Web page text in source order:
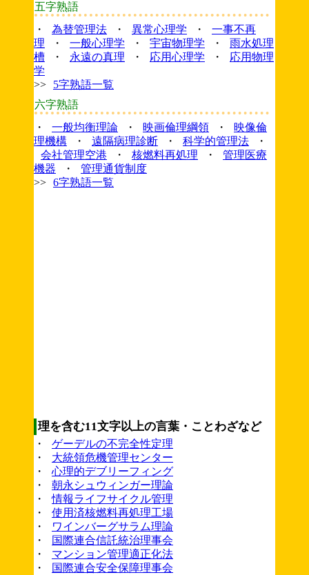
五字熟語
・
為替管理法 ・ 異常心理学 ・
一事不再
理
・ 一般心理学 ・ 宇宙物理学 ・
雨水処理
槽
・ 永遠の真理 ・ 応用心理学 ・
応用物理
学
>>
5字熟語一覧
六字熟語
・
一般均衡理論 ・ 映画倫理綱領 ・
映像倫
理機構
・ 遠隔病理診断 ・ 科学的管理法
・
会社管理空港
・ 核燃料再処理 ・
管理医療
機器
・
管理通貨制度
>> 6字熟語一覧
理を含む11文字以上の言葉・ことわざなど
・
ゲーデルの不完全性定理
・
大統領危機管理センター
・
心理的デブリーフィング
・
朝永シュウィンガー理論
・
情報ライフサイクル管理
・
使用済核燃料再処理工場
・
ワインバーグサラム理論
・
国際連合信託統治理事会
・
マンション管理適正化法
・
国際連合安全保障理事会